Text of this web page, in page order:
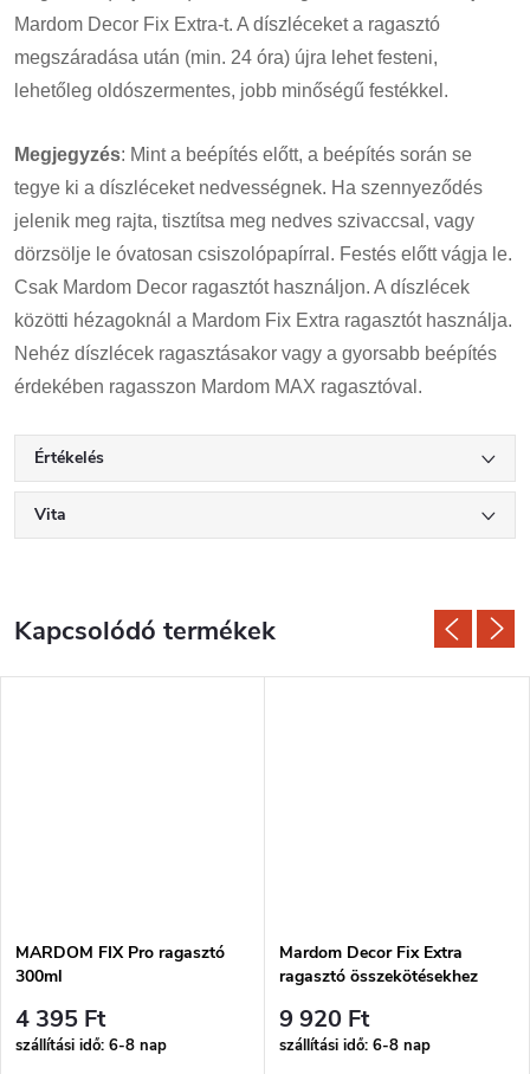
Mardom Decor Fix Extra-t. A díszléceket a ragasztó
megszáradása után (min. 24 óra) újra lehet festeni,
lehetőleg oldószermentes, jobb minőségű festékkel.
Megjegyzés: Mint a beépítés előtt, a beépítés során se
tegye ki a díszléceket nedvességnek. Ha szennyeződés
jelenik meg rajta, tisztítsa meg nedves szivaccsal, vagy
dörzsölje le óvatosan csiszolópapírral. Festés előtt vágja le.
Csak Mardom Decor ragasztót használjon. A díszlécek
közötti hézagoknál a Mardom Fix Extra ragasztót használja.
Nehéz díszlécek ragasztásakor vagy a gyorsabb beépítés
érdekében ragasszon Mardom MAX ragasztóval.
Értékelés
Vita
Kapcsolódó termékek
MARDOM FIX Pro ragasztó
300ml
4 395 Ft
szállítási idő: 6-8 nap
Mardom Decor Fix Extra
ragasztó összekötésekhez
9 920 Ft
szállítási idő: 6-8 nap